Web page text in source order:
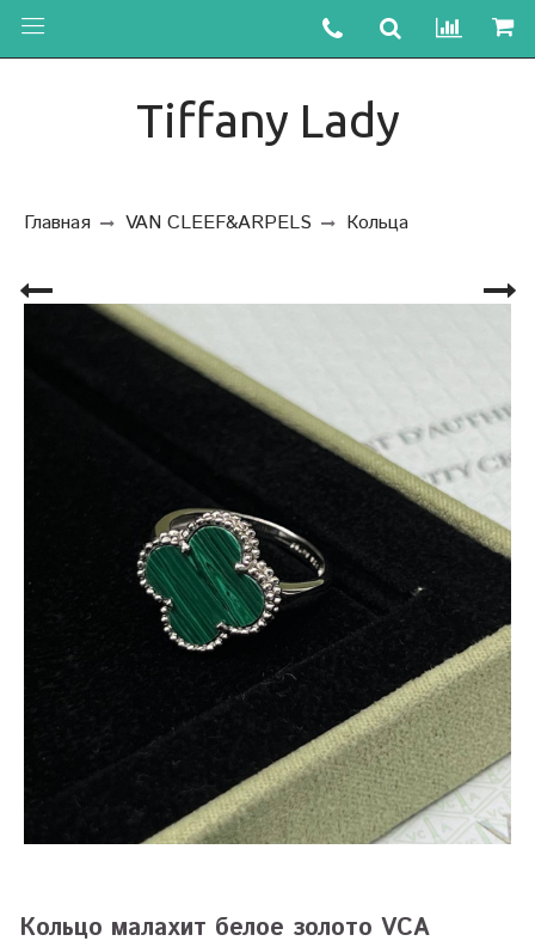
Tiffany Lady
Главная VAN CLEEF&ARPELS Кольца
Кольцо малахит белое золото VCA